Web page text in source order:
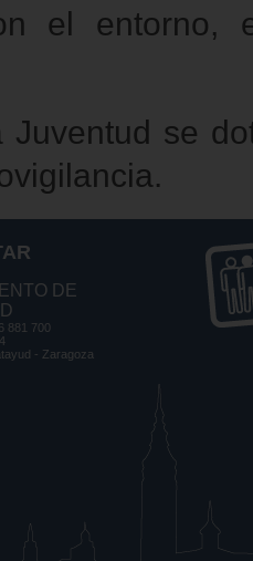
el entorno,
Juventud se
DE
881 700
- Zaragoza